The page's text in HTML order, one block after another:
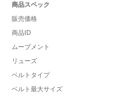
商品スペック
販売価格
商品ID
ムーブメント
リューズ
ベルトタイプ
ベルト最大サイズ